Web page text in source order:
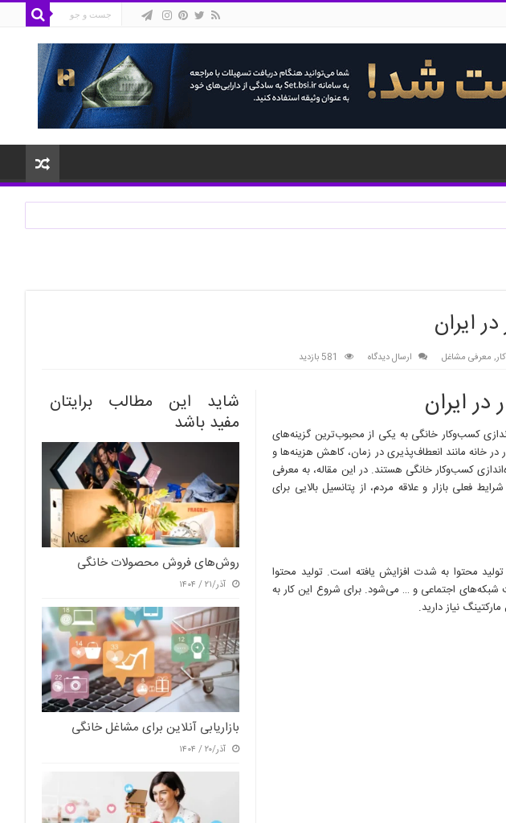
, معرفی مشاغل ارسال دیدگاه 581 بازدید
شاید این مطالب برایتان
مفید باشد
روش‌های فروش محصولات خانگی
آذر/۲۱ / ۱۴۰۴
بازاریابی آنلاین برای مشاغل خانگی
آذر/۲۰ / ۱۴۰۴
کسب‌وکار خانگی به یکی از محبوب‌ترین گزینه‌های
خانه مانند انعطاف‌پذیری در زمان، کاهش هزینه‌ها و
کسب‌وکار خانگی هستند. در این مقاله، به معرفی
فعلی بازار و علاقه مردم، از پتانسیل بالایی برای
محتوا به شدت افزایش یافته است. تولید محتوا
اجتماعی و … می‌شود. برای شروع این کار به
نیاز دارید.